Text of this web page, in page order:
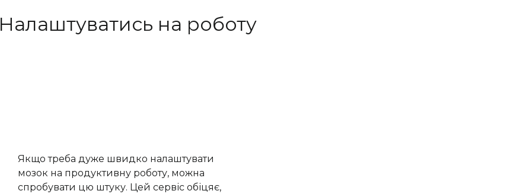
Налаштуватись на роботу
Якщо треба дуже швидко налаштувати
мозок на продуктивну роботу, можна
спробувати цю штуку. Цей сервіс обіцяє,